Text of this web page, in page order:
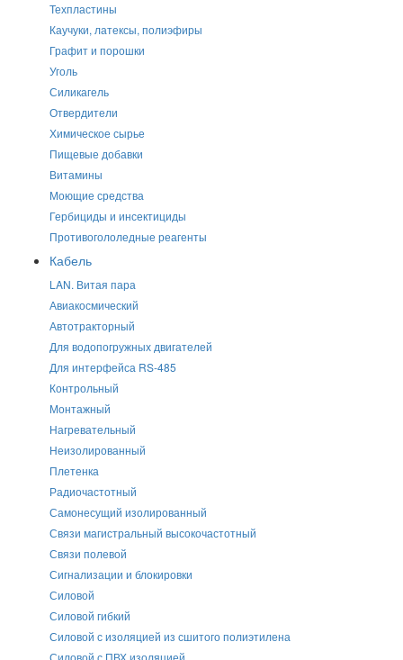
Техпластины
Каучуки, латексы, полиэфиры
Графит и порошки
Уголь
Силикагель
Отвердители
Химическое сырье
Пищевые добавки
Витамины
Моющие средства
Гербициды и инсектициды
Противогололедные реагенты
Кабель
LAN. Витая пара
Авиакосмический
Автотракторный
Для водопогружных двигателей
Для интерфейса RS-485
Контрольный
Монтажный
Нагревательный
Неизолированный
Плетенка
Радиочастотный
Самонесущий изолированный
Связи магистральный высокочастотный
Связи полевой
Сигнализации и блокировки
Силовой
Силовой гибкий
Силовой с изоляцией из сшитого полиэтилена